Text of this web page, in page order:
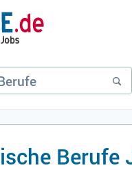
Berufe